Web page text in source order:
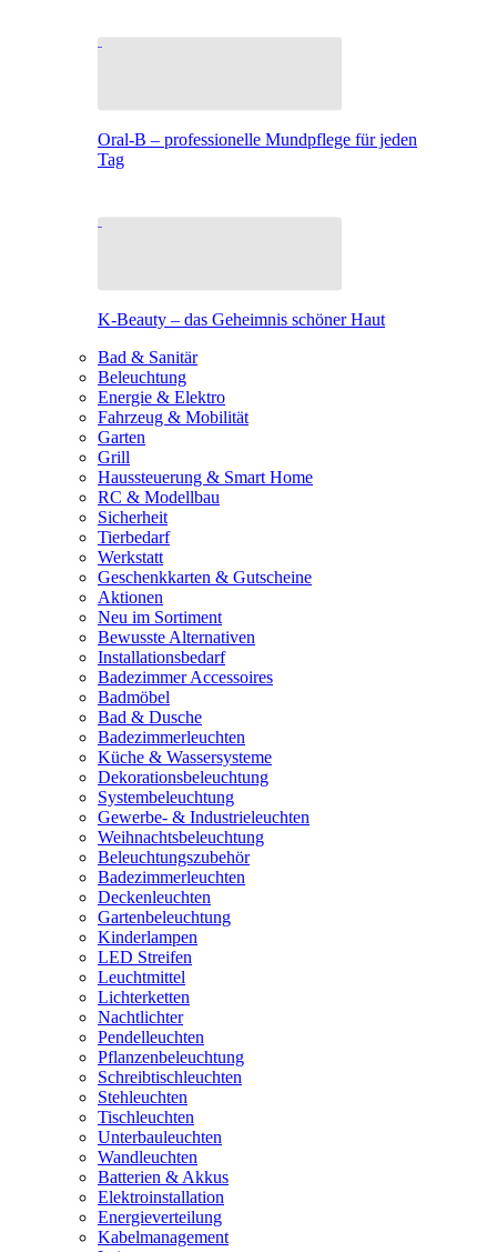
Oral-B – professionelle Mundpflege für jeden
Tag
K-Beauty – das Geheimnis schöner Haut
Bad & Sanitär
Beleuchtung
Energie & Elektro
Fahrzeug & Mobilität
Garten
Grill
Haussteuerung & Smart Home
RC & Modellbau
Sicherheit
Tierbedarf
Werkstatt
Geschenkkarten & Gutscheine
Aktionen
Neu im Sortiment
Bewusste Alternativen
Installationsbedarf
Badezimmer Accessoires
Badmöbel
Bad & Dusche
Badezimmerleuchten
Küche & Wassersysteme
Dekorationsbeleuchtung
Systembeleuchtung
Gewerbe- & Industrieleuchten
Weihnachtsbeleuchtung
Beleuchtungszubehör
Badezimmerleuchten
Deckenleuchten
Gartenbeleuchtung
Kinderlampen
LED Streifen
Leuchtmittel
Lichterketten
Nachtlichter
Pendelleuchten
Pflanzenbeleuchtung
Schreibtischleuchten
Stehleuchten
Tischleuchten
Unterbauleuchten
Wandleuchten
Batterien & Akkus
Elektroinstallation
Energieverteilung
Kabelmanagement